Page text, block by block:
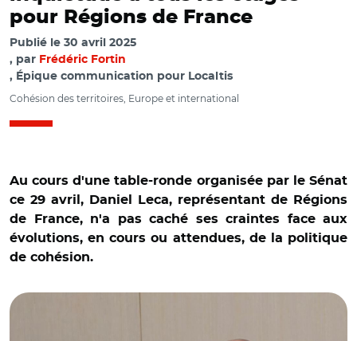
pour Régions de France
Publié le 30 avril 2025
par Frédéric Fortin
, Épique communication pour Localtis
Cohésion des territoires, Europe et international
Au cours d'une table-ronde organisée par le Sénat
ce 29 avril, Daniel Leca, représentant de Régions
de France, n'a pas caché ses craintes face aux
évolutions, en cours ou attendues, de la politique
de cohésion.